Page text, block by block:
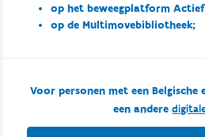
op het beweegplatform
op de Multimovebibliotheek;
Voor personen met een Belgische
een andere